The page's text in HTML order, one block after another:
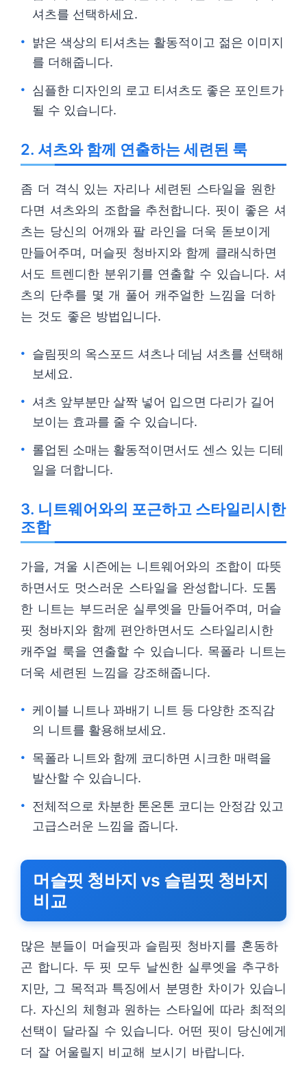
셔츠를 선택하세요.
밝은 색상의 티셔츠는 활동적이고 젊은 이미지
를 더해줍니다.
심플한 디자인의 로고 티셔츠도 좋은 포인트가
될 수 있습니다.
2. 셔츠와 함께 연출하는 세련된 룩
좀 더 격식 있는 자리나 세련된 스타일을 원한
다면 셔츠와의 조합을 추천합니다. 핏이 좋은 셔
츠는 당신의 어깨와 팔 라인을 더욱 돋보이게
만들어주며, 머슬핏 청바지와 함께 클래식하면
서도 트렌디한 분위기를 연출할 수 있습니다. 셔
츠의 단추를 몇 개 풀어 캐주얼한 느낌을 더하
는 것도 좋은 방법입니다.
슬림핏의 옥스포드 셔츠나 데님 셔츠를 선택해
보세요.
셔츠 앞부분만 살짝 넣어 입으면 다리가 길어
보이는 효과를 줄 수 있습니다.
롤업된 소매는 활동적이면서도 센스 있는 디테
일을 더합니다.
3. 니트웨어와의 포근하고 스타일리시한
조합
가을, 겨울 시즌에는 니트웨어와의 조합이 따뜻
하면서도 멋스러운 스타일을 완성합니다. 도톰
한 니트는 부드러운 실루엣을 만들어주며, 머슬
핏 청바지와 함께 편안하면서도 스타일리시한
캐주얼 룩을 연출할 수 있습니다. 목폴라 니트는
더욱 세련된 느낌을 강조해줍니다.
케이블 니트나 꽈배기 니트 등 다양한 조직감
의 니트를 활용해보세요.
목폴라 니트와 함께 코디하면 시크한 매력을
발산할 수 있습니다.
전체적으로 차분한 톤온톤 코디는 안정감 있고
고급스러운 느낌을 줍니다.
머슬핏 청바지 vs 슬림핏 청바지
비교
많은 분들이 머슬핏과 슬림핏 청바지를 혼동하
곤 합니다. 두 핏 모두 날씬한 실루엣을 추구하
지만, 그 목적과 특징에서 분명한 차이가 있습니
다. 자신의 체형과 원하는 스타일에 따라 최적의
선택이 달라질 수 있습니다. 어떤 핏이 당신에게
더 잘 어울릴지 비교해 보시기 바랍니다.